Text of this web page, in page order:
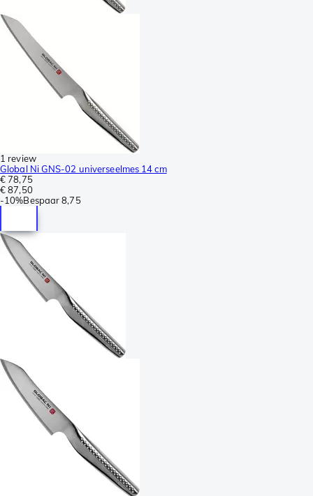
1 review
Global Ni GNS-02 universeelmes 14 cm
€ 78,75
€ 87,50
-10%Bespaar 8,75